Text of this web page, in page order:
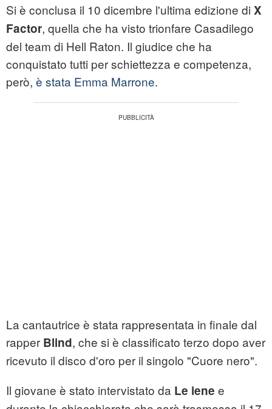
Si è conclusa il 10 dicembre l'ultima edizione di X
Factor, quella che ha visto trionfare Casadilego
del team di Hell Raton. Il giudice che ha
conquistato tutti per schiettezza e competenza,
però, è stata Emma Marrone.
La cantautrice è stata rappresentata in finale dal
rapper Blind, che si è classificato terzo dopo aver
ricevuto il disco d'oro per il singolo "Cuore nero".
Il giovane è stato intervistato da Le iene e